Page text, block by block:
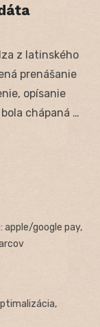
z latinského
prenášanie
opísanie
chápaná …
apple/google pay,